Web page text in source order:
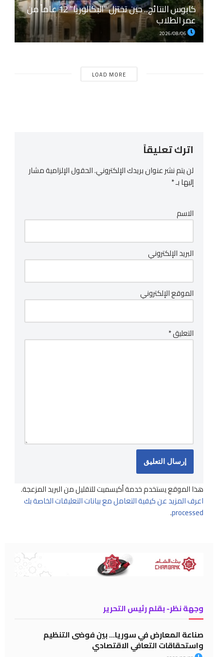
كابوس النتائج.. حين تختزل “البكالوريا” 12 عاماً من
عمر الطلاب
LOAD MORE
اترك تعليقاً
لن يتم نشر عنوان بريدك الإلكتروني.الحقول الإلزامية مشار
إليها بـ*
الاسم
البريد الإلكتروني
الموقع الإلكتروني
التعليق*
هذا الموقع يستخدم خدمة أكيسميت للتقليل من البريد المزعجة.
اعرف المزيد عن كيفية التعامل مع بيانات التعليقات الخاصة بك
processed
.
وجهة نظر- بقلم رئيس التحرير
صناعة المعارض في سوريا… بين فوضى التنظيم
واستحقاقات التعافي الاقتصادي